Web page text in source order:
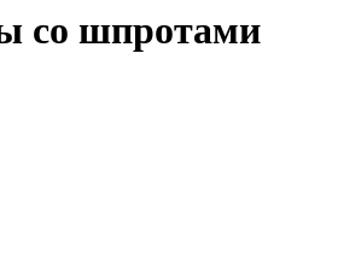
со шпротами